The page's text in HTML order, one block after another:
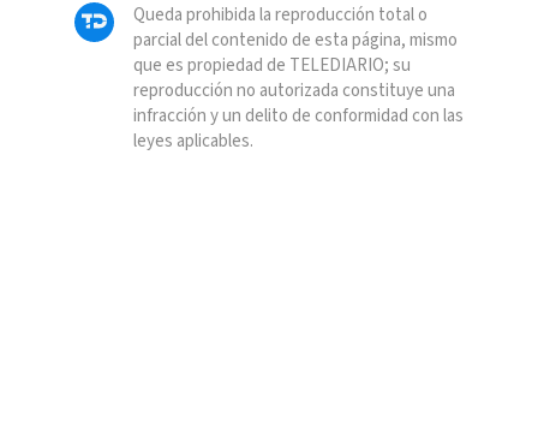
Queda prohibida la reproducción total o
parcial del contenido de esta página, mismo
que es propiedad de TELEDIARIO; su
reproducción no autorizada constituye una
infracción y un delito de conformidad con las
leyes aplicables.